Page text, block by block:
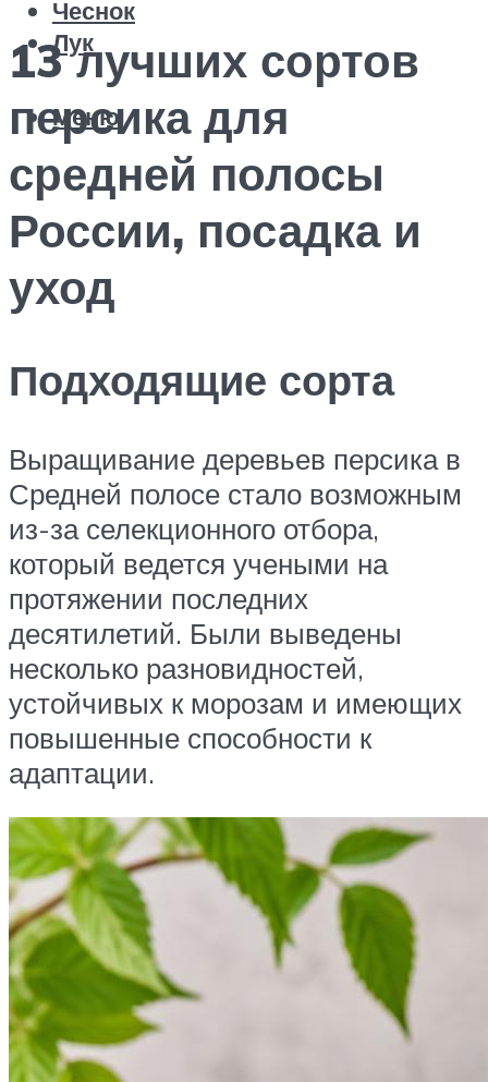
Чеснок
Лук
Меню
13 лучших сортов
персика для
средней полосы
России, посадка и
уход
Подходящие сорта
Выращивание деревьев персика в
Средней полосе стало возможным
из-за селекционного отбора,
который ведется учеными на
протяжении последних
десятилетий. Были выведены
несколько разновидностей,
устойчивых к морозам и имеющих
повышенные способности к
адаптации.